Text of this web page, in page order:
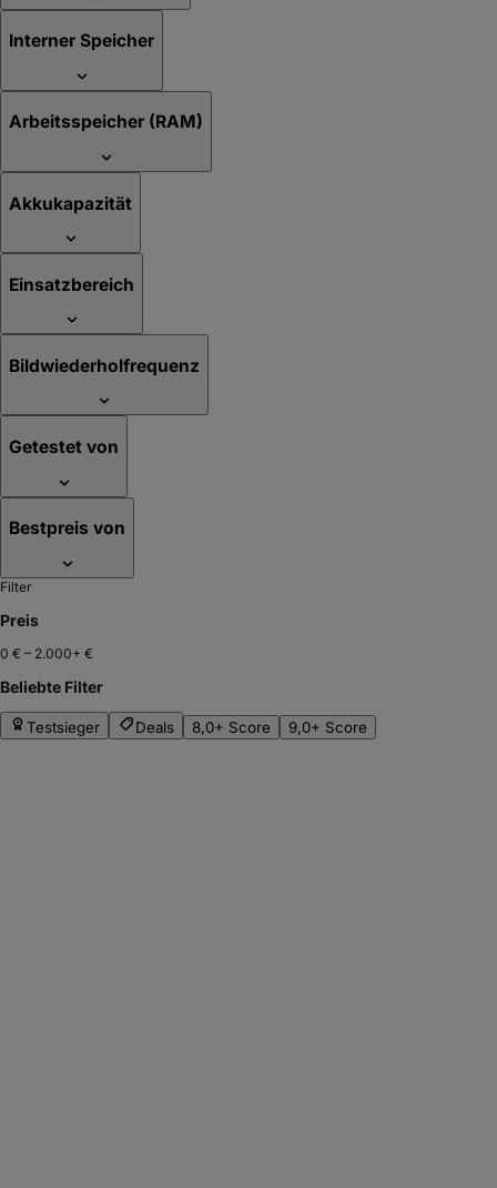
Interner Speicher
Arbeitsspeicher (RAM)
Akkukapazität
Einsatzbereich
Bildwiederholfrequenz
Getestet von
Bestpreis von
Filter
Preis
0 € – 2.000+ €
Beliebte Filter
Testsieger Deals 8,0+ Score 9,0+ Score